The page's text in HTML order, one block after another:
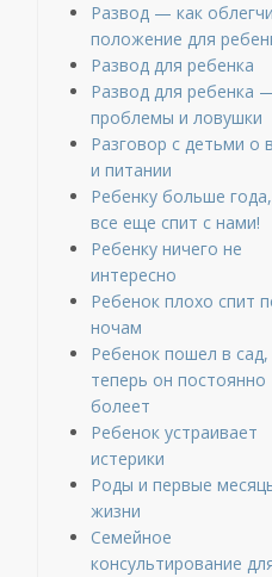
Развод — как
положение для
Развод для ребенка
Развод для ребенка
проблемы и ловушки
Разговор с детьми о
и питании
Ребенку больше
все еще спит с нами!
Ребенку ничего не
интересно
Ребенок плохо спит
ночам
Ребенок пошел в сад,
теперь он постоянно
болеет
Ребенок устраивает
истерики
Роды и первые
жизни
Семейное
консультирование